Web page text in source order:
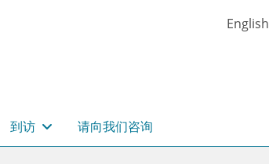
English
到访 请向我们咨询